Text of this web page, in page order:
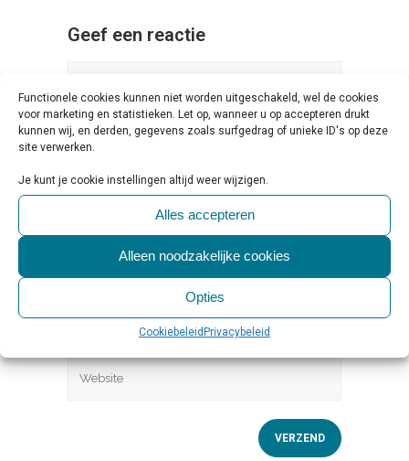
Functionele cookies kunnen niet worden uitgeschakeld, wel de cookies
voor marketing en statistieken. Let op, wanneer u op accepteren drukt
kunnen wij, en derden, gegevens zoals surfgedrag of unieke ID's op deze
site verwerken.
Je kunt je cookie instellingen altijd weer wijzigen.
Alles accepteren
Alleen noodzakelijke cookies
Opties
CookiebeleidPrivacybeleid
Geef een reactie